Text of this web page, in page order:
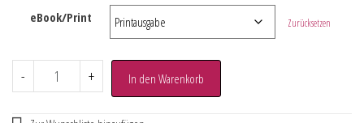
eBook/Print Zurücksetzen
- + In den Warenkorb